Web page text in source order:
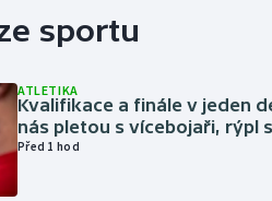
sportu
ATLETIKA
Kvalifikace a finále v jeden
nás pletou s vícebojaři, rýpl
Před 1 hod